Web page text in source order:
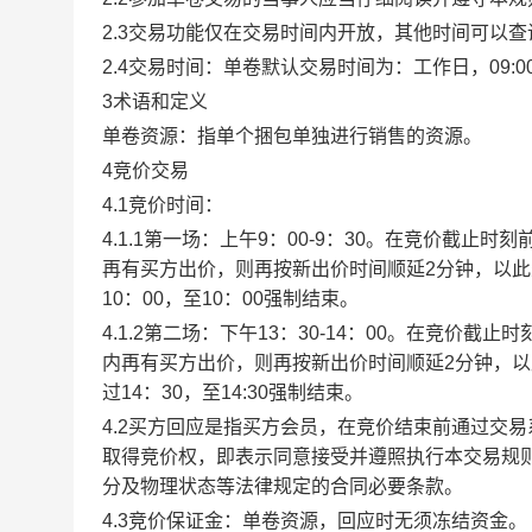
2.3交易功能仅在交易时间内开放，其他时间可以
2.4交易时间：单卷默认交易时间为：工作日，
3术语和定义
单卷资源：指单个捆包单独进行销售的资源。
4竞价交易
4.1竞价时间：
4.1.1第一场：上午9：00-9：30。在竞价截止时刻
再有买方出价，则再按新出价时间顺延2分钟，以
10：00，至10：00强制结束。
4.1.2第二场：下午13：30-14：00。在竞价截止
内再有买方出价，则再按新出价时间顺延2分钟，
过14：30，至14:30强制结束。
4.2买方回应是指买方会员，在竞价结束前通过交
取得竞价权，即表示同意接受并遵照执行本交易
分及物理状态等法律规定的合同必要条款。
4.3竞价保证金：单卷资源，回应时无须冻结资金。